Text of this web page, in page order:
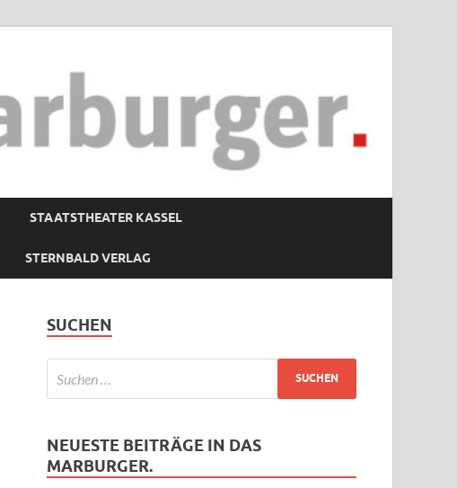
STAATSTHEATER KASSEL
STERNBALD VERLAG
SUCHEN
NEUESTE BEITRÄGE IN DAS
MARBURGER.